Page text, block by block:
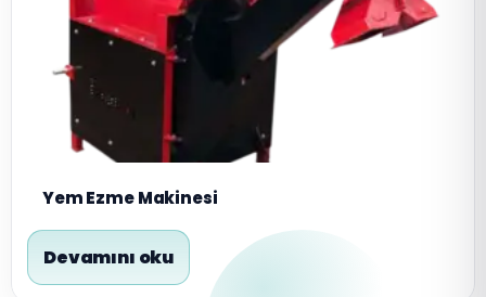
Yem Ezme Makinesi
Devamını oku